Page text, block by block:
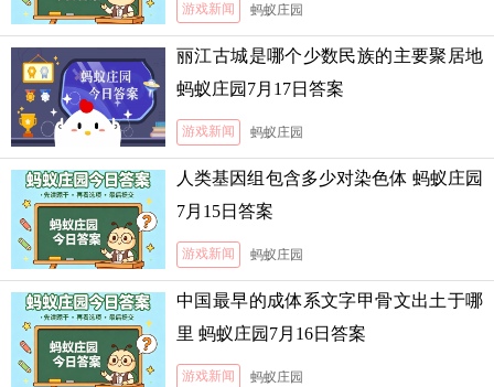
游戏新闻 蚂蚁庄园
丽江古城是哪个少数民族的主要聚居地
蚂蚁庄园7月17日答案
游戏新闻 蚂蚁庄园
人类基因组包含多少对染色体 蚂蚁庄园
7月15日答案
游戏新闻 蚂蚁庄园
中国最早的成体系文字甲骨文出土于哪
里 蚂蚁庄园7月16日答案
游戏新闻 蚂蚁庄园